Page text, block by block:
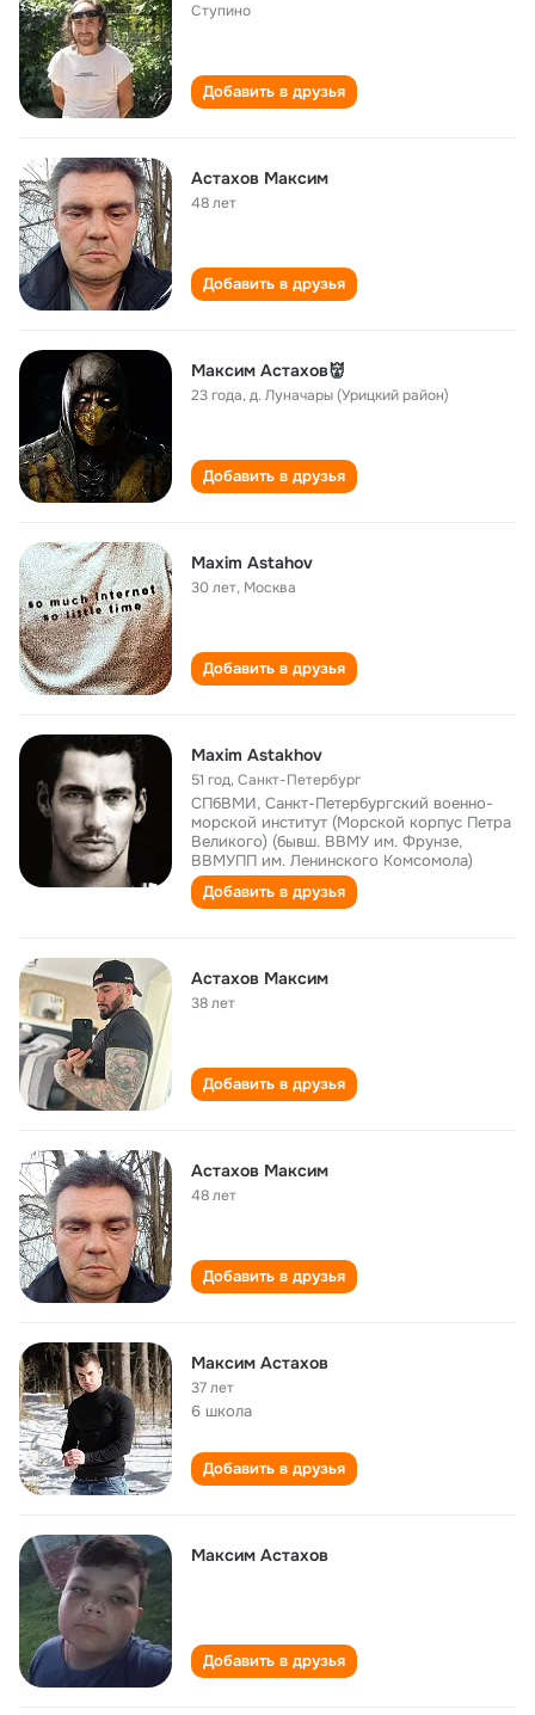
Ступино
Добавить в друзья
Астахов Максим
48 лет
Добавить в друзья
Максим Астахов👹
23 года,д. Луначары (Урицкий район)
Добавить в друзья
Maxim Astahov
30 лет, Москва
Добавить в друзья
Maxim Astakhov
51 год,Санкт-Петербург
СПбВМИ, Санкт-Петербургский военно-
морской институт (Морской корпус Петра
Великого) (бывш. ВВМУ им. Фрунзе,
ВВМУПП им. Ленинского Комсомола)
Добавить в друзья
Астахов Максим
38 лет
Добавить в друзья
Астахов Максим
48 лет
Добавить в друзья
Максим Астахов
37 лет
6 школа
Добавить в друзья
Максим Астахов
Добавить в друзья